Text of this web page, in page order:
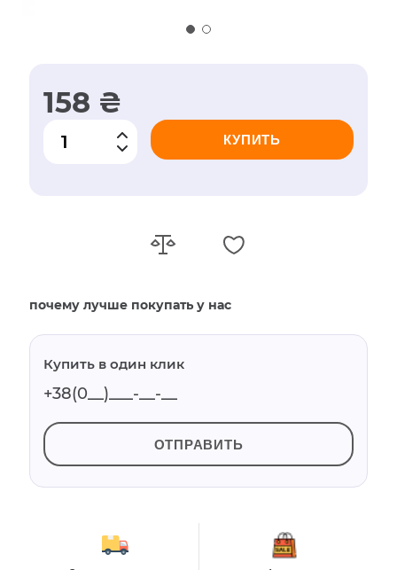
158 ₴
КУПИТЬ
почему лучше покупать у нас
Купить в один клик
ОТПРАВИТЬ